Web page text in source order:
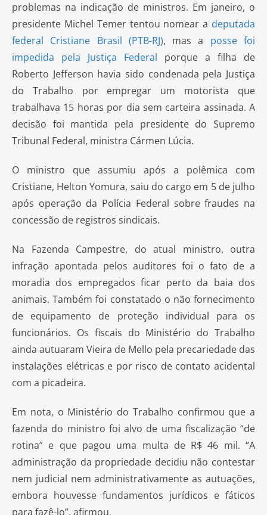
problemas na indicação de ministros. Em janeiro, o
presidente Michel Temer tentou nomear a deputada
federal Cristiane Brasil (PTB-RJ), mas a posse foi
impedida pela Justiça Federal porque a filha de
Roberto Jefferson havia sido condenada pela Justiça
do Trabalho por empregar um motorista que
trabalhava 15 horas por dia sem carteira assinada. A
decisão foi mantida pela presidente do Supremo
Tribunal Federal, ministra Cármen Lúcia.
O ministro que assumiu após a polêmica com
Cristiane, Helton Yomura, saiu do cargo em 5 de julho
após operação da Polícia Federal sobre fraudes na
concessão de registros sindicais.
Na Fazenda Campestre, do atual ministro, outra
infração apontada pelos auditores foi o fato de a
moradia dos empregados ficar perto da baia dos
animais. Também foi constatado o não fornecimento
de equipamento de proteção individual para os
funcionários. Os fiscais do Ministério do Trabalho
ainda autuaram Vieira de Mello pela precariedade das
instalações elétricas e por risco de contato acidental
com a picadeira.
Em nota, o Ministério do Trabalho confirmou que a
fazenda do ministro foi alvo de uma fiscalização “de
rotina” e que pagou uma multa de R$ 46 mil. “A
administração da propriedade decidiu não contestar
nem judicial nem administrativamente as autuações,
embora houvesse fundamentos jurídicos e fáticos
para fazê-lo”, afirmou.